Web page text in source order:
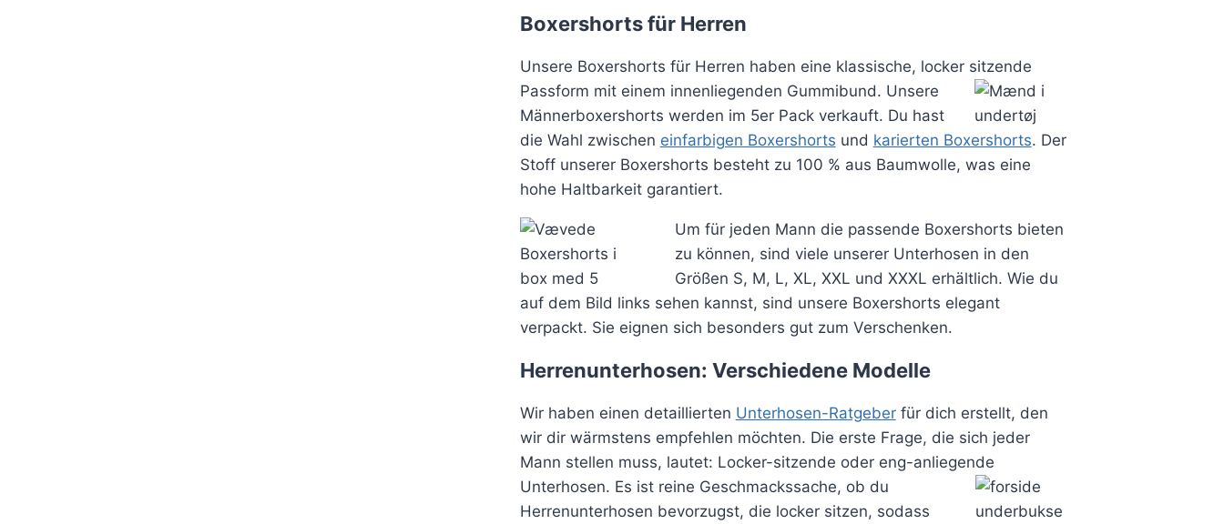
Boxershorts für Herren
Unsere Boxershorts für Herren haben eine klassische, locker sitzende
Passform mit einem innenliegenden Gummibund. Unsere
Männerboxershorts werden im 5er Pack verkauft. Du hast
die Wahl zwischen einfarbigen Boxershorts und karierten Boxershorts. Der
Stoff unserer Boxershorts besteht zu 100 % aus Baumwolle, was eine
hohe Haltbarkeit garantiert.
Um für jeden Mann die passende Boxershorts bieten
zu können, sind viele unserer Unterhosen in den
Größen S, M, L, XL, XXL und XXXL erhältlich. Wie du
auf dem Bild links sehen kannst, sind unsere Boxershorts elegant
verpackt. Sie eignen sich besonders gut zum Verschenken.
Herrenunterhosen: Verschiedene Modelle
Wir haben einen detaillierten Unterhosen-Ratgeberfür dich erstellt, den
wir dir wärmstens empfehlen möchten. Die erste Frage, die sich jeder
Mann stellen muss, lautet: Locker-sitzende oder eng-anliegende
Unterhosen. Es ist reine Geschmackssache, ob du
Herrenunterhosen bevorzugst, die locker sitzen, sodass